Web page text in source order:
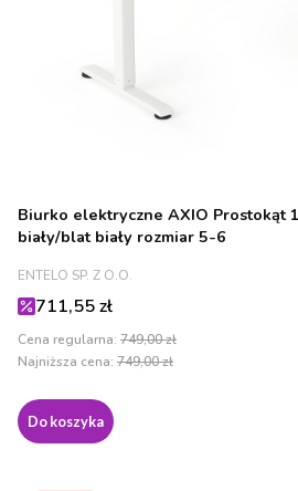
Biurko elektryczne AXIO Prostokąt
biały/blat biały rozmiar 5-6
PRODUCENT
ENTELO SP. Z O.O.
Cena promocyjna
711,55 zł
Cena regularna: 749,00 zł
Najniższa cena: 749,00 zł
Do koszyka